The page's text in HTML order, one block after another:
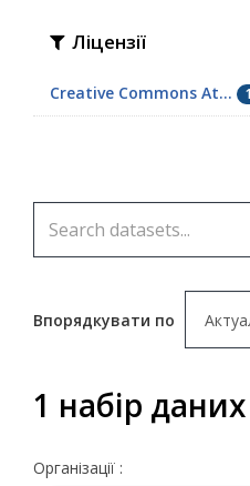
Ліцензії
Creative Commons At... 1
Впорядкувати по
1 набір
Організації :